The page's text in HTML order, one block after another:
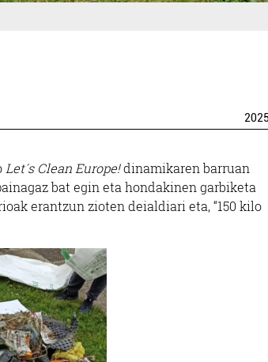
Let´s Clean Europe!dinamikaren barruan
bat egin eta hondakinen garbiketa
erantzun zioten deialdiari eta, “150 kilo